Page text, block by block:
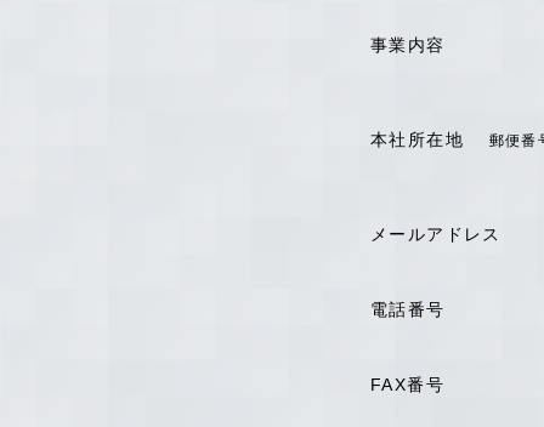
事業内容
本社所在地 郵便番
メールアドレス
電話番号
FAX番号